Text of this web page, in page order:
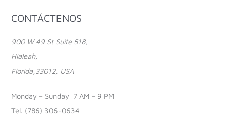
CONTÁCTENOS
900 W 49 St Suite 518,
Hialeah,
Florida,33012, USA
Monday – Sunday 7 AM – 9 PM
Tel. (786) 306-0634
Facebook InstagramYouTube